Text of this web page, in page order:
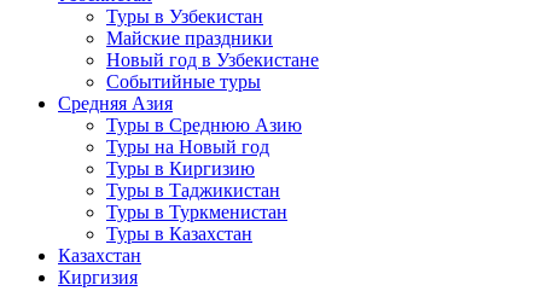
Туры в Узбекистан
Майские праздники
Новый год в Узбекистане
Событийные туры
Средняя Азия
Туры в Среднюю Азию
Туры на Новый год
Туры в Киргизию
Туры в Таджикистан
Туры в Туркменистан
Туры в Казахстан
Казахстан
Киргизия